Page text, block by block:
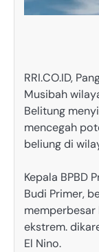
RRI.CO.ID,
Musibah
Belitung
mencegah
beliung di
Kepala BPBD
Budi Primer,
ekstrem.
El Nino.